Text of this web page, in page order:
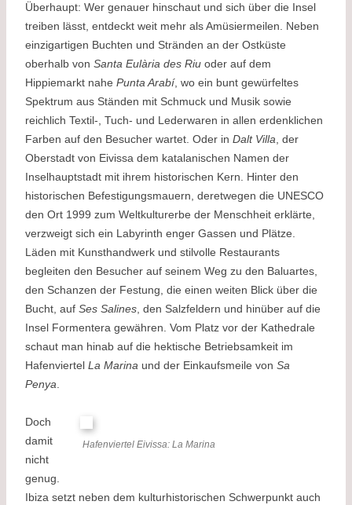
Überhaupt: Wer genauer hinschaut und sich über die Insel
treiben lässt, entdeckt weit mehr als Amüsiermeilen. Neben
einzigartigen Buchten und Stränden an der Ostküste
oberhalb von Santa Eulària des Riu oder auf dem
Hippiemarkt nahe Punta Arabí, wo ein bunt gewürfeltes
Spektrum aus Ständen mit Schmuck und Musik sowie
reichlich Textil-, Tuch- und Lederwaren in allen erdenklichen
Farben auf den Besucher wartet. Oder in Dalt Villa, der
Oberstadt von Eivissa dem katalanischen Namen der
Inselhauptstadt mit ihrem historischen Kern. Hinter den
historischen Befestigungsmauern, deretwegen die UNESCO
den Ort 1999 zum Weltkulturerbe der Menschheit erklärte,
verzweigt sich ein Labyrinth enger Gassen und Plätze.
Läden mit Kunsthandwerk und stilvolle Restaurants
begleiten den Besucher auf seinem Weg zu den Baluartes,
den Schanzen der Festung, die einen weiten Blick über die
Bucht, auf Ses Salines, den Salzfeldern und hinüber auf die
Insel Formentera gewähren. Vom Platz vor der Kathedrale
schaut man hinab auf die hektische Betriebsamkeit im
Hafenviertel La Marina und der Einkaufsmeile von Sa
Penya.
Hafenviertel Eivissa: La Marina
Doch
damit
nicht
genug.
Ibiza setzt neben dem kulturhistorischen Schwerpunkt auch